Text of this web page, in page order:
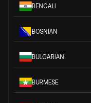
BENGALI
BOSNIAN
BULGARIAN
BURMESE